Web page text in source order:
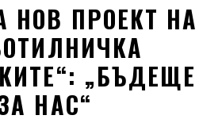
НОВ ПРОЕКТ НА
„БЪДЕЩЕ
НАС“